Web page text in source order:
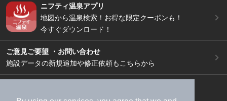
ニフティ温泉アプリ
地図から温泉検索！お得な限定クーポンも！
今すぐダウンロード！
ご意見ご要望 ・お問い合わせ
施設データの新規追加や修正依頼もこちらから